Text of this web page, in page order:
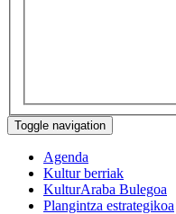
Toggle navigation
Agenda
Kultur berriak
KulturAraba Bulegoa
Plangintza estrategikoa